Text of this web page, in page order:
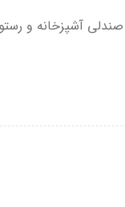
صندلی آشپزخانه و